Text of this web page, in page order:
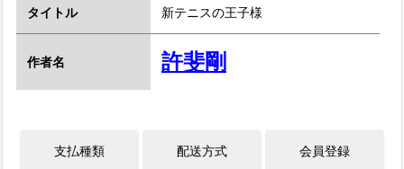
タイトル 新テニスの王子様
作者名 許斐剛